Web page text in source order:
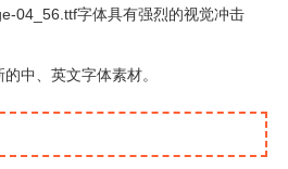
04_56.ttf字体具有强烈的视觉冲击
中、英文字体素材。